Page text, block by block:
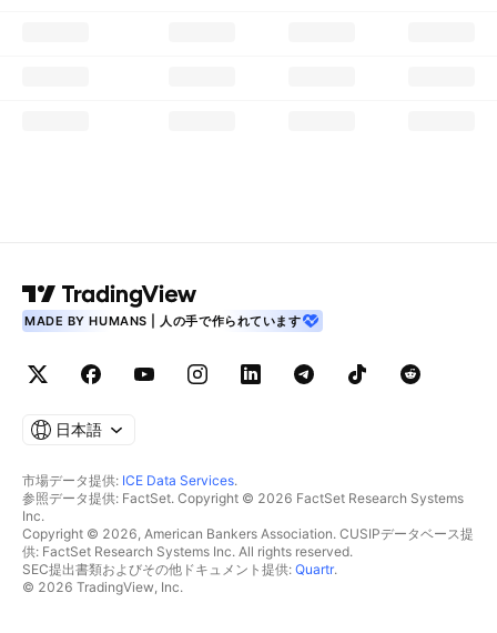
MADE BY HUMANS | 人の手で作られています
日本語
市場データ提供: ICE Data Services.
参照データ提供: FactSet. Copyright © 2026 FactSet Research Systems
Inc.
Copyright © 2026, American Bankers Association. CUSIPデータベース提
供: FactSet Research Systems Inc. All rights reserved.
SEC提出書類およびその他ドキュメント提供: Quartr.
© 2026 TradingView, Inc.